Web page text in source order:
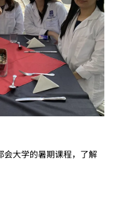
大学的暑期课程，了解